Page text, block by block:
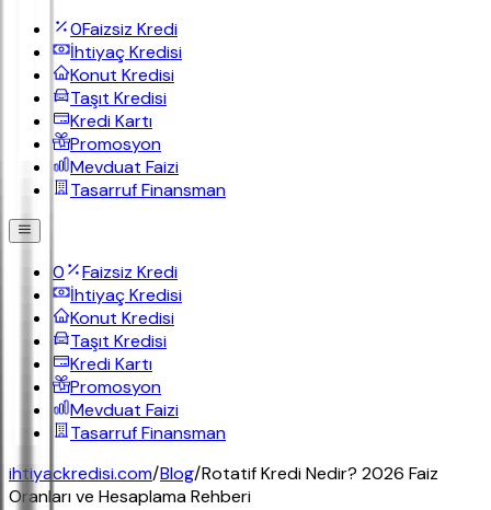
0Faizsiz Kredi
İhtiyaç Kredisi
Konut Kredisi
Taşıt Kredisi
Kredi Kartı
Promosyon
Mevduat Faizi
Tasarruf Finansman
0
Faizsiz Kredi
İhtiyaç Kredisi
Konut Kredisi
Taşıt Kredisi
Kredi Kartı
Promosyon
Mevduat Faizi
Tasarruf Finansman
ihtiyackredisi.com/Blog/Rotatif Kredi Nedir? 2026 Faiz
Oranları ve Hesaplama Rehberi